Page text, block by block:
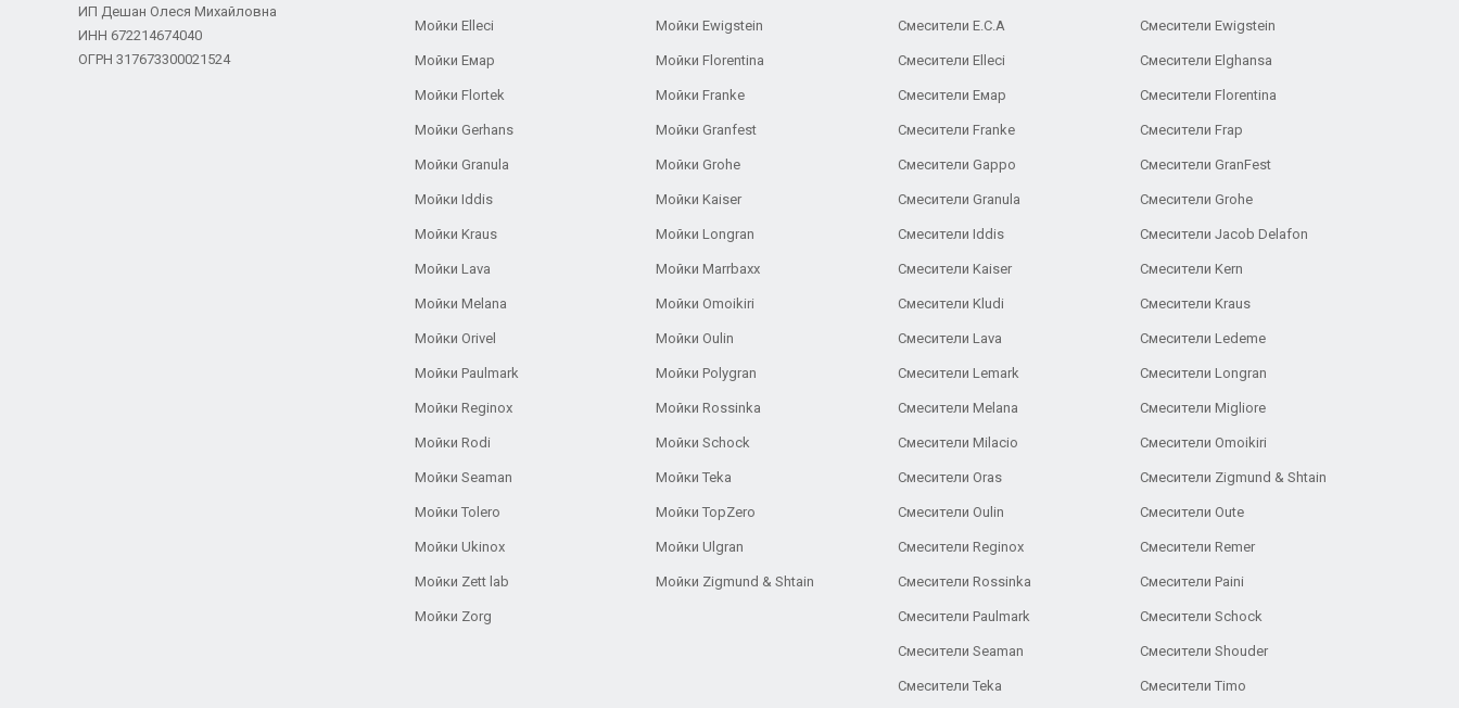
ИП Дешан Олеся Михайловна
ИНН 672214674040
ОГРН 317673300021524
Мойки Elleci Мойки Ewigstein
Мойки Емар Мойки Florentina
Мойки Flortek Мойки Franke
Мойки Gerhans Мойки Granfest
Мойки Granula Мойки Grohe
Мойки Iddis Мойки Kaiser
Мойки Kraus Мойки Longran
Мойки Lava Мойки Marrbaxx
Мойки Melana Мойки Omoikiri
Мойки Orivel Мойки Oulin
Мойки Paulmark Мойки Polygran
Мойки Reginox Мойки Rossinka
Мойки Rodi Мойки Schock
Мойки Seaman Мойки Teka
Мойки Tolero Мойки TopZero
Мойки Ukinox Мойки Ulgran
Мойки Zett lab Мойки Zigmund & Shtain
Мойки Zorg
Смесители E.C.A Cмесители Ewigstein
Смесители Elleci Смесители Elghansa
Смесители Емар Смесители Florentina
Смесители Franke Смесители Frap
Смесители Gappo Смесители GranFest
Смесители Granula Смесители Grohe
Смесители Iddis Смесители Jacob Delafon
Смесители Kaiser Смесители Kern
Смесители Kludi Смесители Kraus
Смесители Lava Смесители Ledeme
Смесители Lemark Смесители Longran
Смесители Melana Смесители Migliore
Смесители Milacio Смесители Omoikiri
Смесители Oras Смесители Zigmund & Shtain
Смесители Oulin Смесители Oute
Смесители Reginox Смесители Remer
Смесители Rossinka Смесители Paini
Смесители Paulmark Смесители Schock
Смесители Seaman Смесители Shouder
Смесители Teka Смесители Timo